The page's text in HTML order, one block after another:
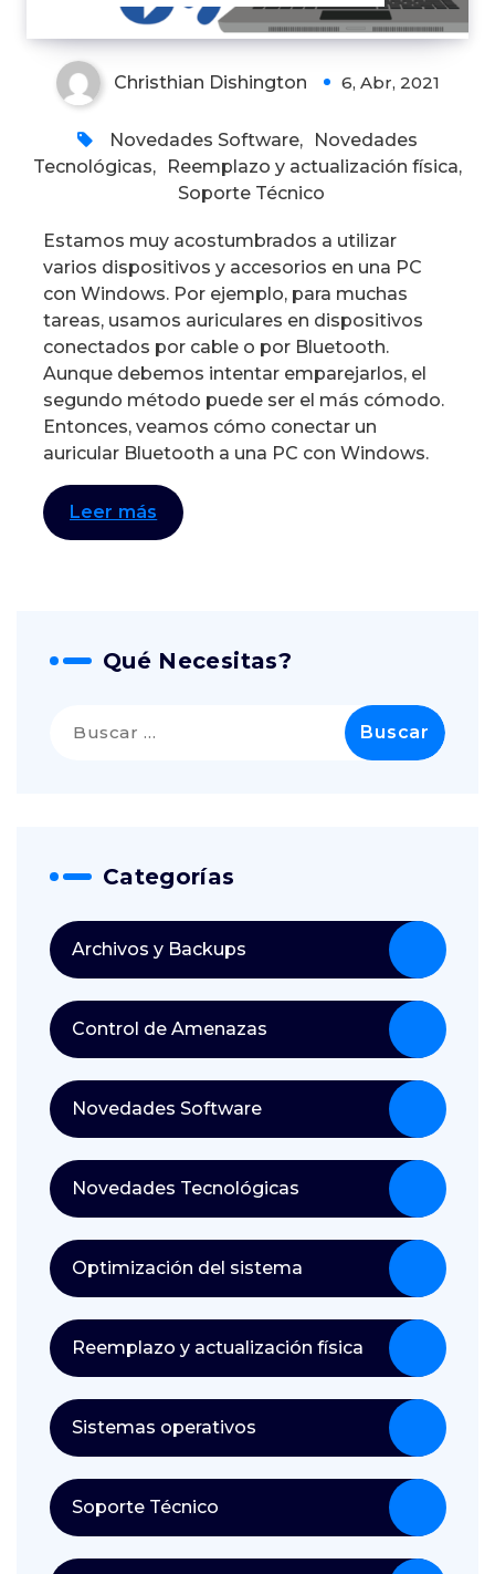
Christhian Dishington 6, Abr, 2021
Novedades Software,
Novedades
Tecnológicas, Reemplazo y actualización física,
Soporte Técnico
Estamos muy acostumbrados a utilizar
varios dispositivos y accesorios en una PC
con Windows. Por ejemplo, para muchas
tareas, usamos auriculares en dispositivos
conectados por cable o por Bluetooth.
Aunque debemos intentar emparejarlos, el
segundo método puede ser el más cómodo.
Entonces, veamos cómo conectar un
auricular Bluetooth a una PC con Windows.
Leer más
Qué Necesitas?
Categorías
Archivos y Backups
Control de Amenazas
Novedades Software
Novedades Tecnológicas
Optimización del sistema
Reemplazo y actualización física
Sistemas operativos
Soporte Técnico